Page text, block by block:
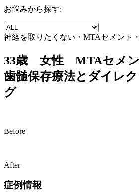
お悩みから探す:
神経を取りたくない・MTAセメント
33歳 女性 MTAセメン
歯髄保存療法とダイレ
グ
Before
After
症例情報